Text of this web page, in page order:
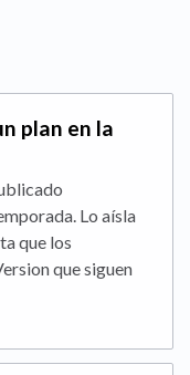
plan en la
Lo aísla
que los
que siguen